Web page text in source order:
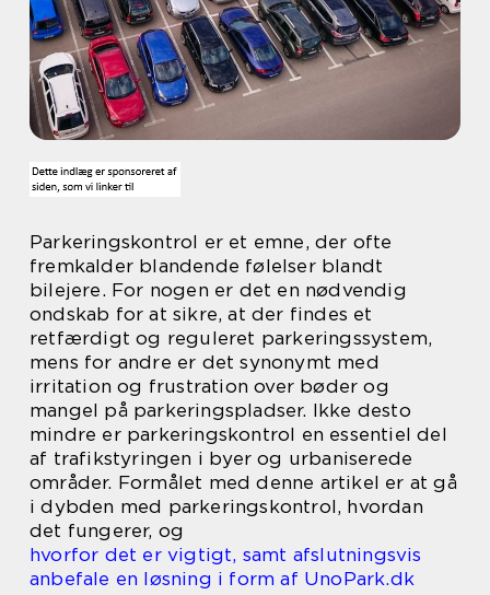
Parkeringskontrol er et emne, der ofte
fremkalder blandende følelser blandt
bilejere. For nogen er det en nødvendig
ondskab for at sikre, at der findes et
retfærdigt og reguleret parkeringssystem,
mens for andre er det synonymt med
irritation og frustration over bøder og
mangel på parkeringspladser. Ikke desto
mindre er parkeringskontrol en essentiel del
af trafikstyringen i byer og urbaniserede
områder. Formålet med denne artikel er at gå
i dybden med parkeringskontrol, hvordan
det fungerer, og
hvorfor det er vigtigt, samt afslutningsvis
anbefale en løsning i form af UnoPark.dk